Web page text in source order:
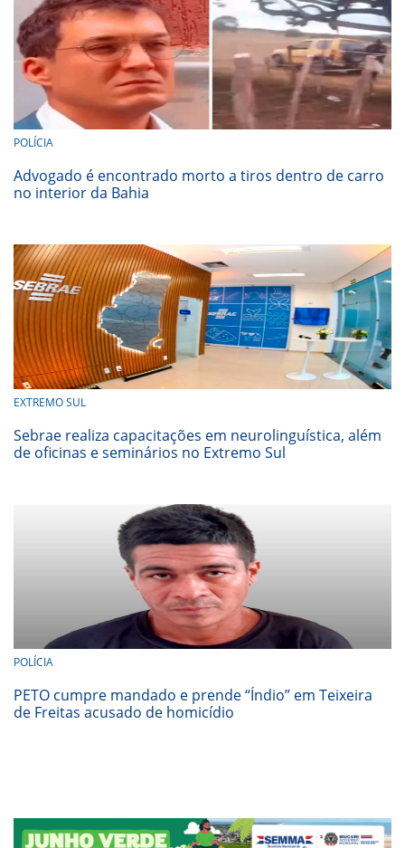
POLÍCIA
Advogado é encontrado morto a tiros dentro de carro
no interior da Bahia
EXTREMO SUL
Sebrae realiza capacitações em neurolinguística, além
de oficinas e seminários no Extremo Sul
POLÍCIA
PETO cumpre mandado e prende “Índio” em Teixeira
de Freitas acusado de homicídio